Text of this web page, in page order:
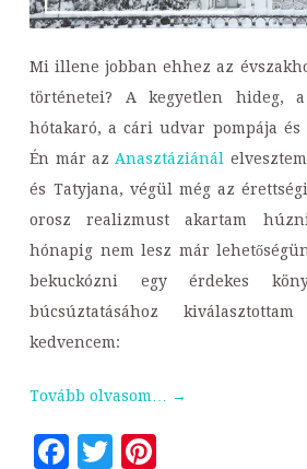
Mi illene jobban ehhez az
történetei? A kegyetlen hideg,
hótakaró, a cári udvar pompája és
Én már az Anasztáziánál
és Tatyjana, végül még az
orosz realizmust akartam
hónapig nem lesz már
bekuckózni egy érdekes
búcsúztatásához
kedvencem:
Tovább olvasom… →
Facebook
Twitter